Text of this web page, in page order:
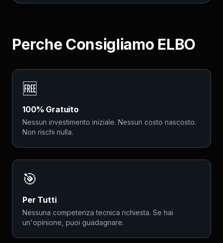
Perche Consigliamo ELBO
🆓
100% Gratuito
Nessun investimento iniziale. Nessun costo nascosto.
Non rischi nulla.
🎯
Per Tutti
Nessuna competenza tecnica richiesta. Se hai
un'opinione, puoi guadagnare.